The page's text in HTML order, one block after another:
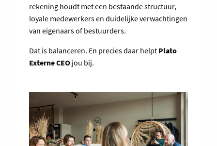
rekening houdt met een bestaande structuur,
loyale medewerkers en duidelijke verwachtingen
van eigenaars of bestuurders.
Dat is balanceren. En precies daar helpt Plato
Externe CEO jou bij.